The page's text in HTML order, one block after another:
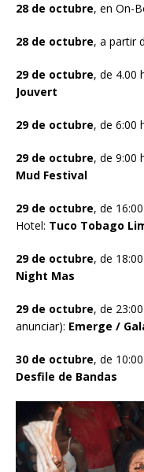
28 de octubre, en On-
28 de octubre, a partir
29 de octubre, de 4.00
Jouvert
29 de octubre, de 6:00
29 de octubre, de 9:00
Mud Festival
29 de octubre, de
Hotel: Tuco Tobago
29 de octubre, de
Night Mas
29 de octubre, de
anunciar): Emerge /
30 de octubre, de
Desfile de Bandas